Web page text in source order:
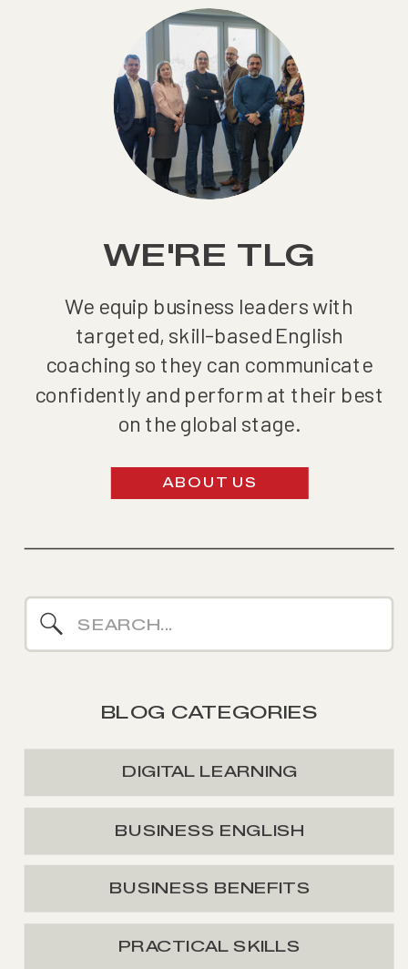
WE'RE TLG
We equip business leaders with
targeted, skill-based English
coaching so they can communicate
confidently and perform at their best
on the global stage.
ABOUT US
BLOG CATEGORIES
Search
PRACTICAL SKILLS
BUSINESS BENEFITS
BUSINESS ENGLISH
DIGITAL LEARNING